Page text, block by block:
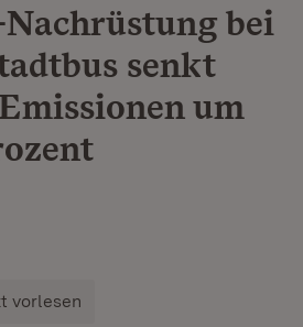
bei
senkt
um
vorlesen